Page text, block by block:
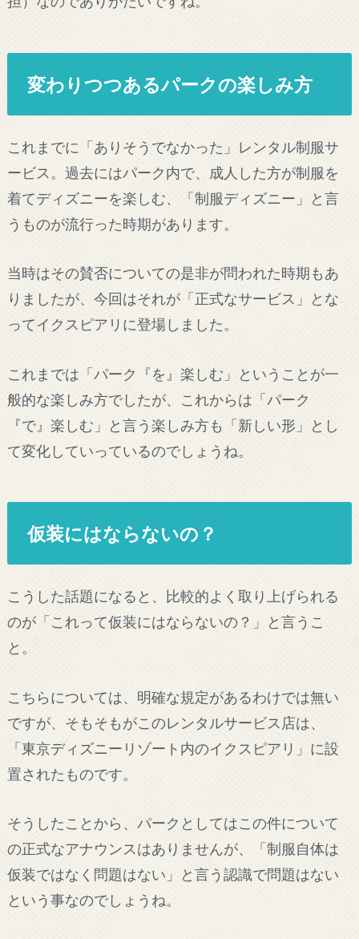
変わりつつあるパークの楽しみ方
これまでに「ありそうでなかった」レンタル制服サ
ービス。過去にはパーク内で、成人した方が制服を
着てディズニーを楽しむ、「制服ディズニー」と言
うものが流行った時期があります。
当時はその賛否についての是非が問われた時期もあ
りましたが、今回はそれが「正式なサービス」とな
ってイクスピアリに登場しました。
これまでは「パーク『を』楽しむ」ということが一
般的な楽しみ方でしたが、これからは「パーク
『で』楽しむ」と言う楽しみ方も「新しい形」とし
て変化していっているのでしょうね。
仮装にはならないの？
こうした話題になると、比較的よく取り上げられる
のが「これって仮装にはならないの？」と言うこ
と。
こちらについては、明確な規定があるわけでは無い
ですが、そもそもがこのレンタルサービス店は、
「東京ディズニーリゾート内のイクスピアリ」に設
置されたものです。
そうしたことから、パークとしてはこの件について
の正式なアナウンスはありませんが、「制服自体は
仮装ではなく問題はない」と言う認識で問題はない
という事なのでしょうね。